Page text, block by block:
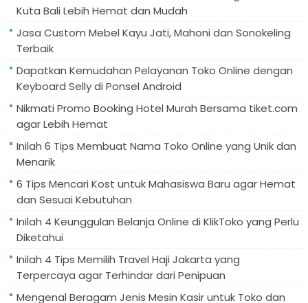
Kuta Bali Lebih Hemat dan Mudah
Jasa Custom Mebel Kayu Jati, Mahoni dan Sonokeling
Terbaik
Dapatkan Kemudahan Pelayanan Toko Online dengan
Keyboard Selly di Ponsel Android
Nikmati Promo Booking Hotel Murah Bersama tiket.com
agar Lebih Hemat
Inilah 6 Tips Membuat Nama Toko Online yang Unik dan
Menarik
6 Tips Mencari Kost untuk Mahasiswa Baru agar Hemat
dan Sesuai Kebutuhan
Inilah 4 Keunggulan Belanja Online di KlikToko yang Perlu
Diketahui
Inilah 4 Tips Memilih Travel Haji Jakarta yang
Terpercaya agar Terhindar dari Penipuan
Mengenal Beragam Jenis Mesin Kasir untuk Toko dan